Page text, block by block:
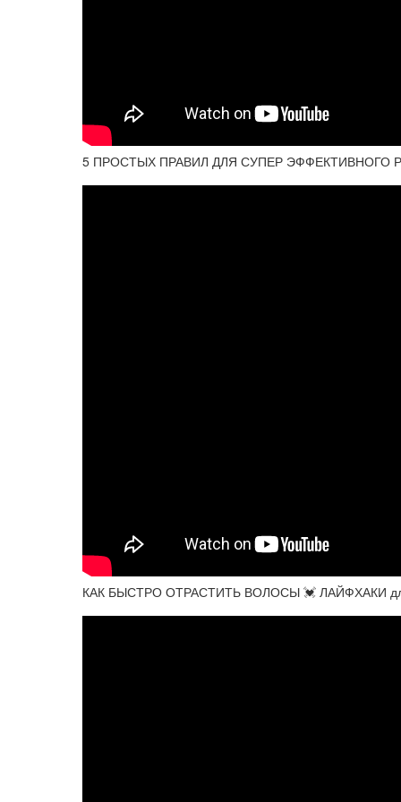
5 ПРОСТЫХ ПРАВИЛ ДЛЯ СУПЕР ЭФФЕКТИВНОГО
КАК БЫСТРО ОТРАСТИТЬ ВОЛОСЫ 💓 ЛАЙФХАКИ